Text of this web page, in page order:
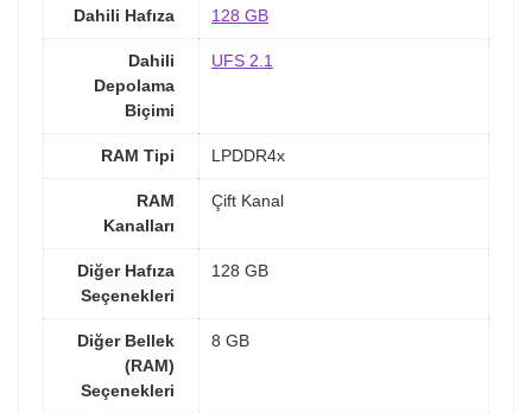
Dahili Hafıza 128 GB
Dahili
Depolama
Biçimi
UFS 2.1
RAM Tipi LPDDR4x
RAM
Kanalları
Çift Kanal
Diğer Hafıza
Seçenekleri
128 GB
Diğer Bellek
(RAM)
Seçenekleri
8 GB